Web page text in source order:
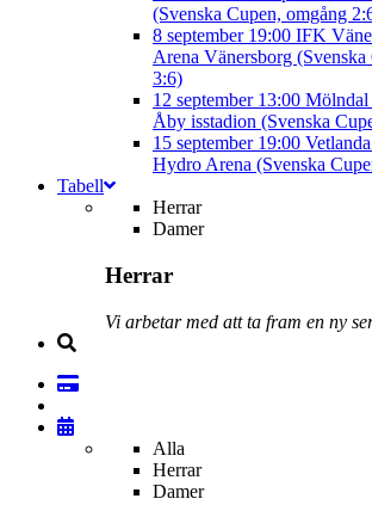
(Svenska Cupen, omgång
8 september 19:00 IFK
Arena Vänersborg
3:6)
12 september 13:00
Åby isstadion (Svenska
15 september 19:00
Hydro Arena (Svenska
Tabell
Herrar
Damer
Herrar
Vi arbetar med att ta fram en ny
Alla
Herrar
Damer